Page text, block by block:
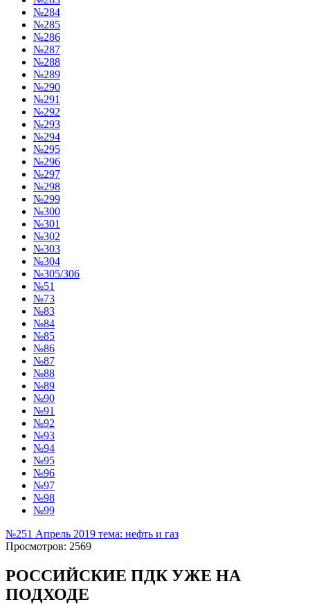
№284
№285
№286
№287
№288
№289
№290
№291
№292
№293
№294
№295
№296
№297
№298
№299
№300
№301
№302
№303
№304
№305/306
№51
№73
№83
№84
№85
№86
№87
№88
№89
№90
№91
№92
№93
№94
№95
№96
№97
№98
№99
№251 Апрель 2019 тема: нефть и газ
Просмотров: 2569
РОССИЙСКИЕ ПДК УЖЕ НА
ПОДХОДЕ